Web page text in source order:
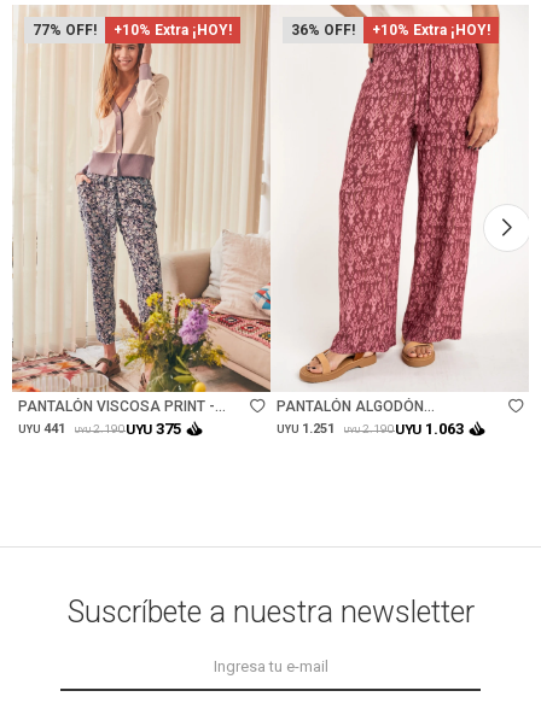
77 +10% Extra ¡HOY!
Talle
PANTALÓN VISCOSA PRINT -
MARINO
UYU 441 UYU 2.190UYU 375
36 +10% Extra ¡HOY!
Talle
PANTALÓN ALGODÓN
ESTAMPADO - ROSA
UYU 1.251 UYU 2.190UYU 1.063
Suscríbete a nuestra newsletter